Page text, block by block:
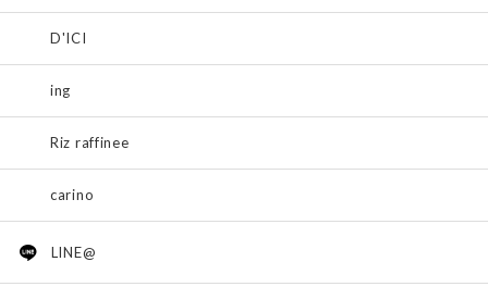
D'ICI
ing
Riz raffinee
carino
LINE@